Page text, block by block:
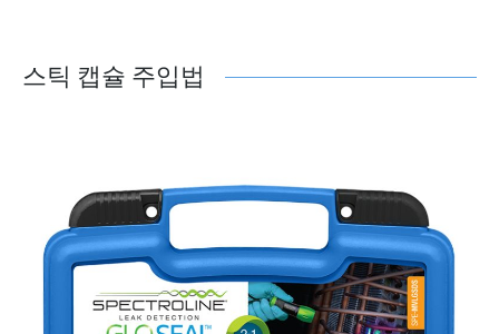
스틱 캡슐 주입법